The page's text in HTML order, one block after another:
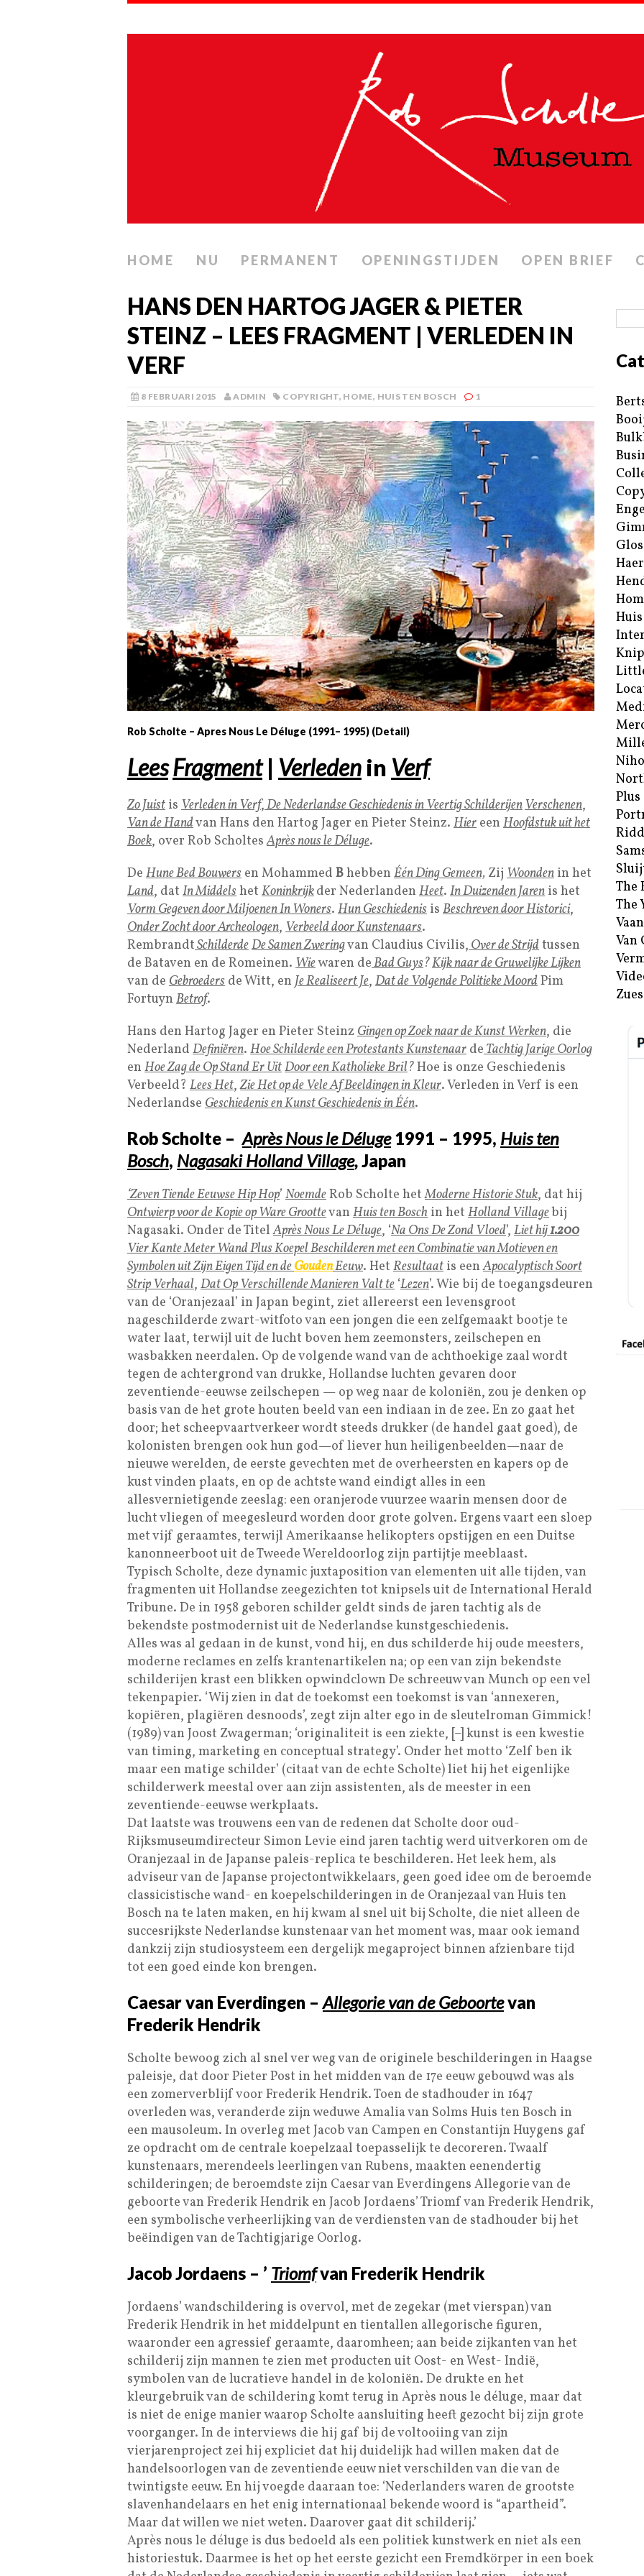
HOME NU PERMANENT OPENINGSTIJDEN OPEN BRIEF
HANS DEN HARTOG JAGER & PIETER
STEINZ – LEES FRAGMENT | VERLEDEN IN
VERF
8 FEBRUARI 2015 ADMIN COPYRIGHT, HOME, HUIS TEN BOSCH 1
Rob Scholte – Apres Nous Le Déluge (1991– 1995) (Detail)
LeesFragment| Verleden in Verf
Zo Juist is Verleden in Verf,De Nederlandse Geschiedenis in Veertig SchilderijenVerschenen,
Van de Handvan Hans den Hartog Jager en Pieter Steinz. Hier een Hoofdstuk uit het
Boek, over Rob ScholtesAprès nous le Déluge.
De Hune Bed Bouwers en Mohammed Bhebben Één Ding Gemeen, Zij Woonden in het
Land, dat In Middelshet Koninkrijkder Nederlanden Heet. In Duizenden Jaren is het
Vorm Gegeven door Miljoenen In Woners. Hun Geschiedenis is Beschreven door Historici,
Onder Zocht door Archeologen, Verbeeld door Kunstenaars.
RembrandtSchilderdeDe Samen Zweringvan Claudius Civilis,Over de Strijdtussen
de Bataven en de Romeinen. Wiewaren deBad Guys?Kijk naar de Gruwelijke Lijken
van de Gebroeders de Witt, en Je Realiseert Je, Dat deVolgende Politieke MoordPim
Fortuyn Betrof.
Hans den Hartog Jager en Pieter Steinz Gingen op Zoek naar de Kunst Werken, die
Nederland Definiëren. Hoe Schilderde een Protestants Kunstenaar deTachtig Jarige Oorlog
en Hoe Zag de Op Stand Er UitDoor een Katholieke Bril?Hoe is onze Geschiedenis
Verbeeld? Lees Het,Zie Het op de Vele Af Beeldingen in Kleur. Verleden in Verf is een
Nederlandse Geschiedenis en Kunst Geschiedenis in Één.
Rob Scholte –Après Nous le Déluge 1991 – 1995, Huis ten
Bosch, Nagasaki Holland Village,Japan
‘Zeven Tiende Eeuwse Hip Hop’ NoemdeRob Scholte hetModerne Historie Stuk, dat hij
Ontwierp voor de Kopie op Ware Groottevan Huis ten Bosch in het Holland Villagebij
Nagasaki. Onder de TitelAprès Nous Le Déluge, ‘Na Ons De Zond Vloed’, Liet hij1.200
Vier Kante Meter Wand Plus Koepel Beschilderen met een Combinatie van Motieven en
Symbolen uit Zijn Eigen Tijd en deGoudenEeuw. Het Resultaat is eenApocalyptisch Soort
Strip Verhaal, Dat Op Verschillende Manieren Valt te ‘Lezen’. Wie bij de toegangsdeuren
van de ‘Oranjezaal’ in Japan begint, ziet allereerst een levensgroot
nageschilderde zwart-witfoto van een jongen die een zelfgemaakt bootje te
water laat, terwijl uit de lucht boven hem zeemonsters, zeilschepen en
wasbakken neerdalen. Op de volgende wand van de achthoekige zaal wordt
tegen de achtergrond van drukke, Hollandse luchten gevaren door
zeventiende-eeuwse zeilschepen — op weg naar de koloniën, zou je denken op
basis van de het grote houten beeld van een indiaan in de zee. En zo gaat het
door; het scheepvaartverkeer wordt steeds drukker (de handel gaat goed), de
kolonisten brengen ook hun god—of liever hun heiligenbeelden—naar de
nieuwe werelden, de eerste gevechten met de overheersten en kapers op de
kust vinden plaats, en op de achtste wand eindigt alles in een
allesvernietigende zeeslag: een oranjerode vuurzee waarin mensen door de
lucht vliegen of meegesleurd worden door grote golven. Ergens vaart een sloep
met vijf geraamtes, terwijl Amerikaanse helikopters opstijgen en een Duitse
kanonneerboot uit de Tweede Wereldoorlog zijn partijtje meeblaast.
Typisch Scholte, deze dynamic juxtaposition van elementen uit alle tijden, van
fragmenten uit Hollandse zeegezichten tot knipsels uit de International Herald
Tribune. De in 1958 geboren schilder geldt sinds de jaren tachtig als de
bekendste postmodernist uit de Nederlandse kunstgeschiedenis.
Alles was al gedaan in de kunst, vond hij, en dus schilderde hij oude meesters,
moderne reclames en zelfs krantenartikelen na; op een van zijn bekendste
schilderijen krast een blikken opwindclown De schreeuw van Munch op een vel
tekenpapier. ‘Wij zien in dat de toekomst een toekomst is van ‘annexeren,
kopiëren, plagiëren desnoods’, zegt zijn alter ego in de sleutelroman Gimmick!
(1989) van Joost Zwagerman; ‘originaliteit is een ziekte, [–] kunst is een kwestie
van timing, marketing en conceptual strategy’. Onder het motto ‘Zelf ben ik
maar een matige schilder’ (citaat van de echte Scholte) liet hij het eigenlijke
schilderwerk meestal over aan zijn assistenten, als de meester in een
zeventiende-eeuwse werkplaats.
Dat laatste was trouwens een van de redenen dat Scholte door oud-
Rijksmuseumdirecteur Simon Levie eind jaren tachtig werd uitverkoren om de
Oranjezaal in de Japanse paleis-replica te beschilderen. Het leek hem, als
adviseur van de Japanse projectontwikkelaars, geen goed idee om de beroemde
classicistische wand- en koepelschilderingen in de Oranjezaal van Huis ten
Bosch na te laten maken, en hij kwam al snel uit bij Scholte, die niet alleen de
succesrijkste Nederlandse kunstenaar van het moment was, maar ook iemand
dankzij zijn studiosysteem een dergelijk megaproject binnen afzienbare tijd
tot een goed einde kon brengen.
Caesar van Everdingen –Allegorie van de Geboortevan
Frederik Hendrik
Scholte bewoog zich al snel ver weg van de originele beschilderingen in Haagse
paleisje, dat door Pieter Post in het midden van de 17e eeuw gebouwd was als
een zomerverblijf voor Frederik Hendrik. Toen de stadhouder in 1647
overleden was, veranderde zijn weduwe Amalia van Solms Huis ten Bosch in
een mausoleum. In overleg met Jacob van Campen en Constantijn Huygens gaf
ze opdracht om de centrale koepelzaal toepasselijk te decoreren. Twaalf
kunstenaars, merendeels leerlingen van Rubens, maakten eenendertig
schilderingen; de beroemdste zijn Caesar van Everdingens Allegorie van de
geboorte van Frederik Hendrik en Jacob Jordaens’ Triomf van Frederik Hendrik,
een symbolische verheerlijking van de verdiensten van de stadhouder bij het
beëindigen van de Tachtigjarige Oorlog.
Jacob Jordaens – ’ Triomfvan Frederik Hendrik
Jordaens’ wandschildering is overvol, met de zegekar (met vierspan) van
Frederik Hendrik in het middelpunt en tientallen allegorische figuren,
waaronder een agressief geraamte, daaromheen; aan beide zijkanten van het
schilderij zijn mannen te zien met producten uit Oost- en West- Indië,
symbolen van de lucratieve handel in de koloniën. De drukte en het
kleurgebruik van de schildering komt terug in Après nous le déluge, maar dat
is niet de enige manier waarop Scholte aansluiting heeft gezocht bij zijn grote
voorganger. In de interviews die hij gaf bij de voltooiing van zijn
vierjarenproject zei hij expliciet dat hij duidelijk had willen maken dat de
handelsoorlogen van de zeventiende eeuw niet verschilden van die van de
twintigste eeuw. En hij voegde daaraan toe: ‘Nederlanders waren de grootste
slavenhandelaars en het enig internationaal bekende woord is “apartheid”.
Maar dat willen we niet weten. Daarover gaat dit schilderij.’
Après nous le déluge is dus bedoeld als een politiek kunstwerk en niet als een
historiestuk. Daarmee is het op het eerste gezicht een Fremdkörper in een boek
Plus
The
The
Van